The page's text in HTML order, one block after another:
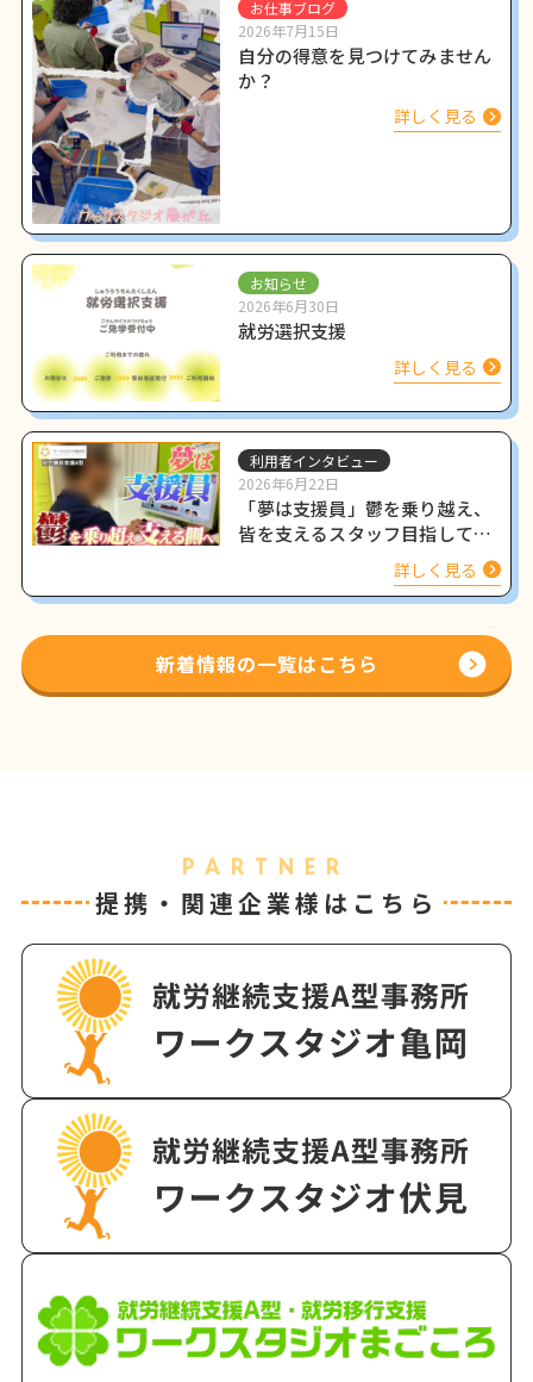
お仕事ブログ
2026年7月15日
自分の得意を見つけてみません
か？
詳しく見る
お知らせ
2026年6月30日
就労選択支援
詳しく見る
利用者インタビュー
2026年6月22日
「夢は支援員」鬱を乗り越え、
皆を支えるスタッフ目指して働
く姿をインタビュー詳しく見る
新着情報の一覧はこちら
PARTNER
提携・関連企業様はこちら